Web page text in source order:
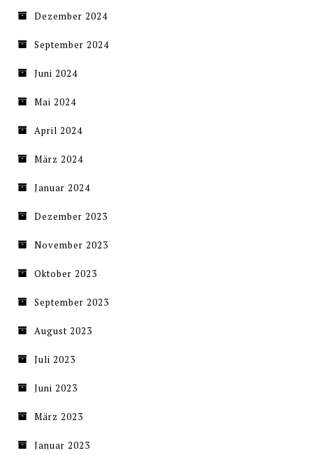
Dezember 2024
September 2024
Juni 2024
Mai 2024
April 2024
März 2024
Januar 2024
Dezember 2023
November 2023
Oktober 2023
September 2023
August 2023
Juli 2023
Juni 2023
März 2023
Januar 2023